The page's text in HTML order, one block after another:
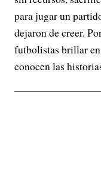
para jugar un
dejaron de creer.
futbolistas brillar
conocen las